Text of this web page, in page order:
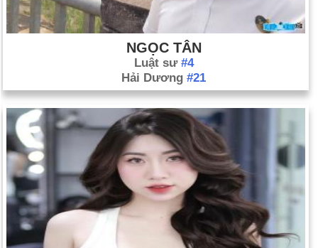
NGỌC TÂN
Luật sư #4
Hải Dương #21